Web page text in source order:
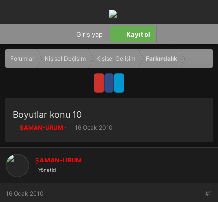
Giriş yap Kayıt ol
Forumlar Kişisel Değişim Kişisel Gelişim Farkındalık
Boyutlar konu 10
K
n
b
a
ŞAMAN-URUM
B
ş
a
16 Ocak 2010
ŞAMAN-URUM
Yönetici
16 Ocak 2010 #1